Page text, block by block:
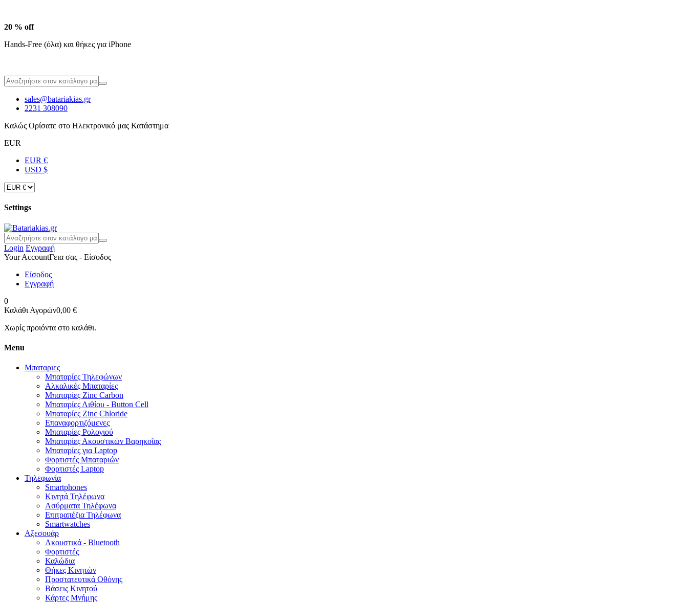
20 % off
Hands-Free (όλα) και θήκες για iPhone
sales@batariakias.gr
2231 308090
Καλώς Ορίσατε στο Ηλεκτρονικό μας Κατάστημα
EUR
EUR €
USD $
Settings
Login Εγγραφή
Your AccountΓεια σας - Είσοδος
Είσοδος
Εγγραφή
0
Καλάθι Αγορών0,00 €
Χωρίς προιόντα στο καλάθι.
Menu
Μπαταριες
Μπαταρίες Τηλεφώνων
Αλκαλικές Μπαταρίες
Μπαταρίες Zinc Carbon
Μπαταρίες Λιθίου - Button Cell
Μπαταρίες Zinc Chloride
Επαναφορτιζόμενες
Μπαταρίες Ρολογιού
Μπαταρίες Ακουστικών Βαρηκοΐας
Μπαταρίες για Laptop
Φορτιστές Μπαταριών
Φορτιστές Laptop
Τηλεφωνία
Smartphones
Κινητά Τηλέφωνα
Ασύρματα Τηλέφωνα
Επιτραπέζια Τηλέφωνα
Smartwatches
Αξεσουάρ
Ακουστικά - Bluetooth
Φορτιστές
Καλώδια
Θήκες Κινητών
Προστατευτικά Οθόνης
Βάσεις Κινητού
Κάρτες Μνήμης